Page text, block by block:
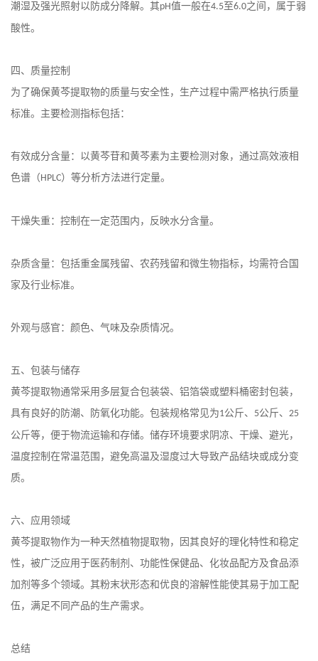
潮湿及强光照射以防成分降解。其pH值一般在4.5至6.0之间，属于弱
酸性。
四、质量控制
为了确保黄芩提取物的质量与安全性，生产过程中需严格执行质量
标准。主要检测指标包括：
有效成分含量：以黄芩苷和黄芩素为主要检测对象，通过高效液相
色谱（HPLC）等分析方法进行定量。
干燥失重：控制在一定范围内，反映水分含量。
杂质含量：包括重金属残留、农药残留和微生物指标，均需符合国
家及行业标准。
外观与感官：颜色、气味及杂质情况。
五、包装与储存
黄芩提取物通常采用多层复合包装袋、铝箔袋或塑料桶密封包装，
具有良好的防潮、防氧化功能。包装规格常见为1公斤、 5公斤、 25
公斤等，便于物流运输和存储。储存环境要求阴凉、干燥、避光，
温度控制在常温范围，避免高温及湿度过大导致产品结块或成分变
质。
六、应用领域
黄芩提取物作为一种天然植物提取物，因其良好的理化特性和稳定
性，被广泛应用于医药制剂、功能性保健品、化妆品配方及食品添
加剂等多个领域。其粉末状形态和优良的溶解性能使其易于加工配
伍，满足不同产品的生产需求。
总结